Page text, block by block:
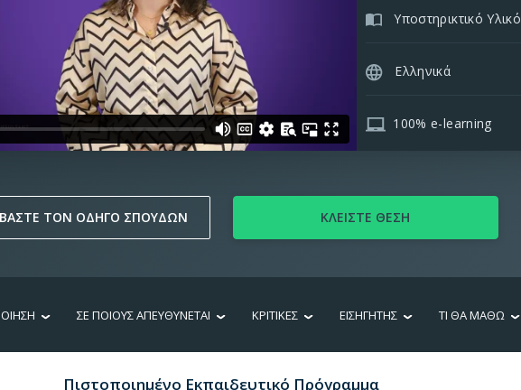
Υποστηρικτικό Υλικό
Ελληνικά
100% e-learning
ΚΛΕΙΣΤΕ ΘΕΣΗ
ΤΟΝ ΟΔΗΓΟ ΣΠΟΥΔΩΝ
ΣΕ ΠΟΙΟΥΣ ΑΠΕΥΘΥΝΕΤΑΙ ΚΡΙΤΙΚΕΣ ΕΙΣΗΓΗΤΗΣ ΤΙ ΘΑ ΜΑΘΩ
Πιστοποιημένο Εκπαιδευτικό Πρόγραμμα